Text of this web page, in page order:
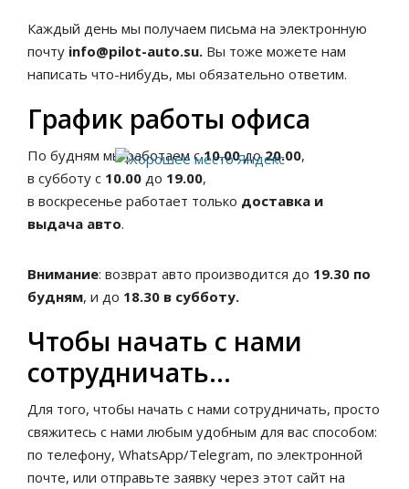
Каждый день мы получаем письма на электронную
почту info@pilot-auto.su. Вы тоже можете нам
написать что-нибудь, мы обязательно ответим.
График работы офиса
По будням мы работаем с10.00до20.00,
в субботу с 10.00 до 19.00,
в воскресенье работает только доставка и
выдача авто.
Внимание: возврат авто производится до 19.30 по
будням, и до 18.30 в субботу.
Чтобы начать с нами
сотрудничать…
Для того, чтобы начать с нами сотрудничать, просто
свяжитесь с нами любым удобным для вас способом:
по телефону, WhatsApp/Telegram, по электронной
почте, или отправьте заявку через этот сайт на